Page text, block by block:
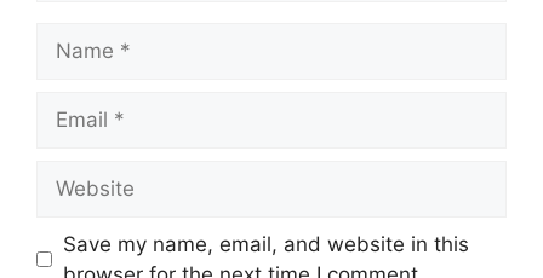
Save my name, email, and website in this